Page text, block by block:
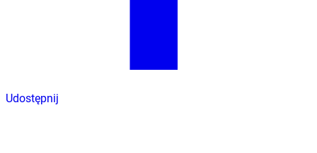
Udostępnij